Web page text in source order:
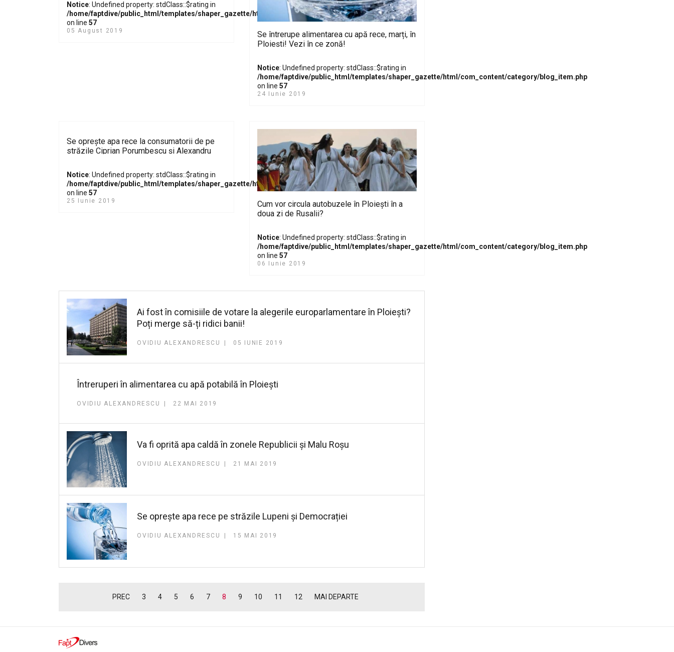
Notice: Undefined property: stdClass::$rating in
/home/faptdive/public_html/templates/shaper_gazette/html/com_content/category/blog_item.php
on line 57
05 August 2019
Se întrerupe alimentarea cu apă rece, marți, în
Ploiești! Vezi în ce zonă!
Notice: Undefined property: stdClass::$rating in
/home/faptdive/public_html/templates/shaper_gazette/html/com_content/category/blog_item.php
on line 57
24 Iunie 2019
Se oprește apa rece la consumatorii de pe
străzile Ciprian Porumbescu și Alexandru
Notice: Undefined property: stdClass::$rating in
/home/faptdive/public_html/templates/shaper_gazette/html/com_content/category/blog_item.php
on line 57
25 Iunie 2019
Cum vor circula autobuzele în Ploiești în a
doua zi de Rusalii?
Notice: Undefined property: stdClass::$rating in
/home/faptdive/public_html/templates/shaper_gazette/html/com_content/category/blog_item.php
on line 57
06 Iunie 2019
Ai fost în comisiile de votare la alegerile europarlamentare în Ploiești?
Poți merge să-ți ridici banii!
OVIDIU ALEXANDRESCU 05 IUNIE 2019
Întreruperi în alimentarea cu apă potabilă în Ploiești
OVIDIU ALEXANDRESCU 22 MAI 2019
Va fi oprită apa caldă în zonele Republicii și Malu Roșu
OVIDIU ALEXANDRESCU 21 MAI 2019
Se oprește apa rece pe străzile Lupeni și Democrației
OVIDIU ALEXANDRESCU 15 MAI 2019
PREC 3 4 5 6 7 8 9 10 11 12 MAI DEPARTE